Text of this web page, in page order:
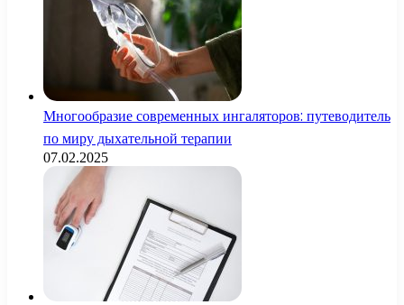
Многообразие современных ингаляторов: путеводитель
по миру дыхательной терапии
07.02.2025